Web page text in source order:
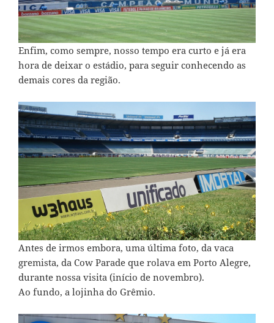
Enfim, como sempre, nosso tempo era curto e já era
hora de deixar o estádio, para seguir conhecendo as
demais cores da região.
Antes de irmos embora, uma última foto, da vaca
gremista, da Cow Parade que rolava em Porto Alegre,
durante nossa visita (início de novembro).
Ao fundo, a lojinha do Grêmio.